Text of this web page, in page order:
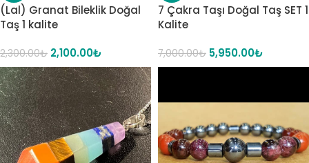
(Lal) Granat Bileklik Doğal
Taş 1 kalite
2,300.00₺ 2,100.00₺
7 Çakra Taşı Doğal Taş SET 1
Kalite
7,000.00₺ 5,950.00₺